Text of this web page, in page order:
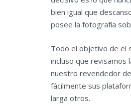
bien igual que
posee la fotografía
Todo el objetivo de el
incluso que revisamos
nuestro revendedor
fácilmente sus
larga otros.